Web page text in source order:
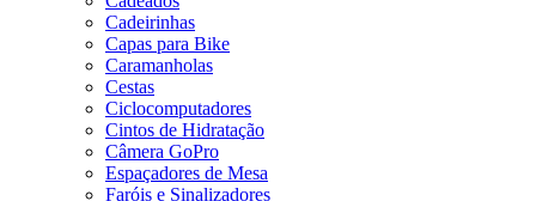
Cadeirinhas
Capas para Bike
Caramanholas
Cestas
Ciclocomputadores
Cintos de Hidratação
Câmera GoPro
Espaçadores de Mesa
Faróis e Sinalizadores